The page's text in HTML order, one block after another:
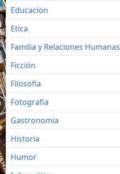
Educacion
Etica
Familia y Relaciones Humanas
Ficción
Filosofia
Fotografia
Gastronomia
Historia
Humor